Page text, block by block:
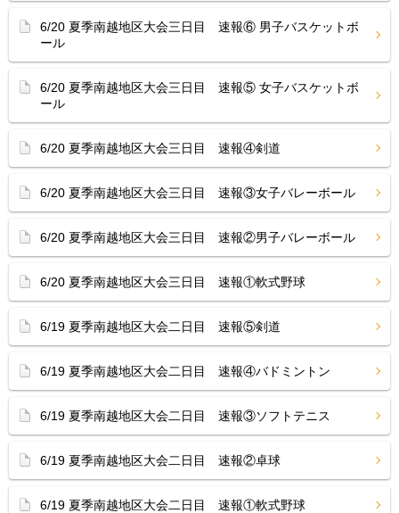
6/20 夏季南越地区大会三日目 速報⑥ 男子バスケットボ
ール
6/20 夏季南越地区大会三日目 速報⑤ 女子バスケットボ
ール
6/20 夏季南越地区大会三日目 速報④剣道
6/20 夏季南越地区大会三日目 速報③女子バレーボール
6/20 夏季南越地区大会三日目 速報②男子バレーボール
6/20 夏季南越地区大会三日目 速報①軟式野球
6/19 夏季南越地区大会二日目 速報⑤剣道
6/19 夏季南越地区大会二日目 速報④バドミントン
6/19 夏季南越地区大会二日目 速報③ソフトテニス
6/19 夏季南越地区大会二日目 速報②卓球
6/19 夏季南越地区大会二日目 速報①軟式野球